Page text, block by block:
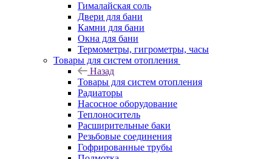
Гималайская соль
Двери для бани
Камни для бани
Окна для бани
Термометры, гигрометры, часы
Товары для систем отопления
Назад
Товары для систем отопления
Радиаторы
Насосное оборудование
Теплоноситель
Расширительные баки
Резьбовые соединения
Гофрированные трубы